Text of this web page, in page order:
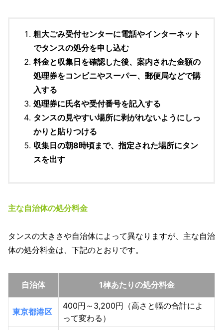
粗大ごみ受付センターに電話やインターネット
でタンスの処分を申し込む
料金と収集日を確認した後、案内された金額の
処理券をコンビニやスーパー、郵便局などで購
入する
処理券に氏名や受付番号を記入する
タンスの見やすい場所に剥がれないようにしっ
かりと貼りつける
収集日の朝8時頃まで、指定された場所にタン
スを出す
主な自治体の処分料金
タンスの大きさや自治体によって異なりますが、主な自治
体の処分料金は、下記のとおりです。
自治体 1棹あたりの処分料金
東京都港区
400円～3,200円（高さと幅の合計によ
って変わる）